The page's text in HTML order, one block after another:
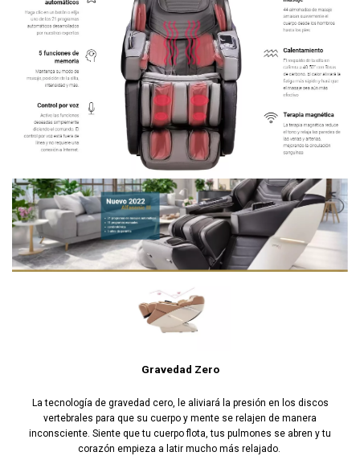
Gravedad Zero
La tecnología de gravedad cero, le aliviará la presión en los discos
vertebrales para que su cuerpo y mente se relajen de manera
inconsciente. Siente que tu cuerpo flota, tus pulmones se abren y tu
corazón empieza a latir mucho más relajado.